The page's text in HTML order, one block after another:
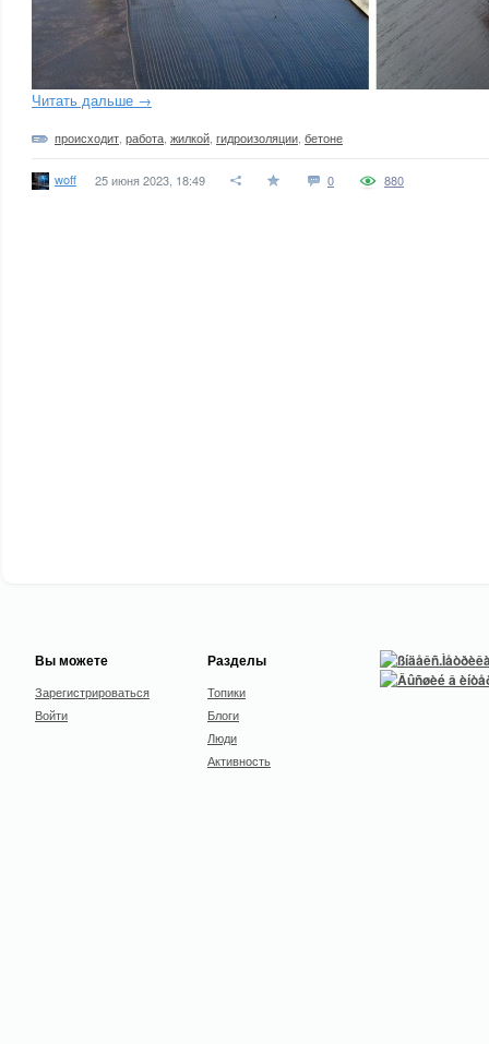
Читать дальше →
происходит работа жилкой гидроизоляции бетоне
woff 25 июня 2023, 18:49 0 880
Вы можете
Зарегистрироваться
Войти
Разделы
Топики
Блоги
Люди
Активность